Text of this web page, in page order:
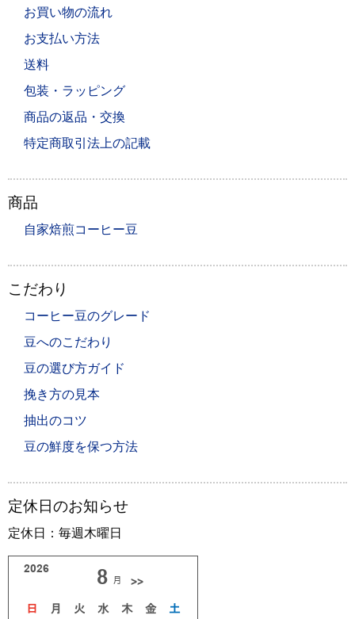
お買い物の流れ
お支払い方法
送料
包装・ラッピング
商品の返品・交換
特定商取引法上の記載
商品
自家焙煎コーヒー豆
こだわり
コーヒー豆のグレード
豆へのこだわり
豆の選び方ガイド
挽き方の見本
抽出のコツ
豆の鮮度を保つ方法
定休日のお知らせ
定休日：毎週木曜日